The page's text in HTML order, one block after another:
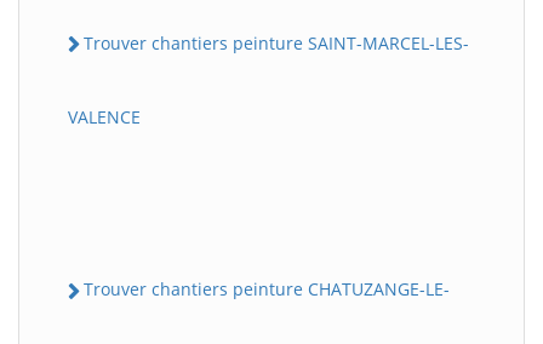
Trouver chantiers peinture SAINT-MARCEL-LES-
VALENCE
Trouver chantiers peinture CHATUZANGE-LE-